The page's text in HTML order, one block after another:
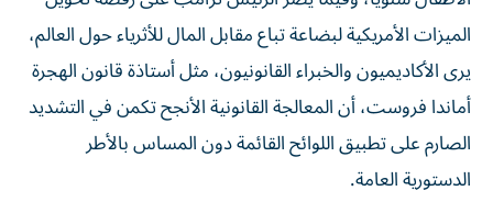
الميزات الأمريكية لبضاعة تباع مقابل المال للأثرياء حول العالم،
يرى الأكاديميون والخبراء القانونيون، مثل أستاذة قانون الهجرة
أماندا فروست، أن المعالجة القانونية الأنجح تكمن في التشديد
الصارم على تطبيق اللوائح القائمة دون المساس بالأطر
الدستورية العامة.